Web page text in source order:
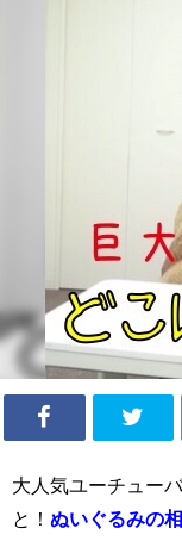
大人気ユーチュー
と！ ぬいぐるみの